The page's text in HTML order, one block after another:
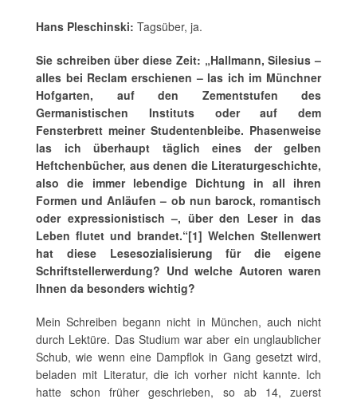
Hans Pleschinski: Tagsüber, ja.
Sie schreiben über diese Zeit: „Hallmann, Silesius –
alles bei Reclam erschienen – las ich im Münchner
Hofgarten, auf den Zementstufen des
Germanistischen Instituts oder auf dem
Fensterbrett meiner Studentenbleibe. Phasenweise
las ich überhaupt täglich eines der gelben
Heftchenbücher, aus denen die Literaturgeschichte,
also die immer lebendige Dichtung in all ihren
Formen und Anläufen – ob nun barock, romantisch
oder expressionistisch –, über den Leser in das
Leben flutet und brandet.“[1] Welchen Stellenwert
hat diese Lesesozialisierung für die eigene
Schriftstellerwerdung? Und welche Autoren waren
Ihnen da besonders wichtig?
Mein Schreiben begann nicht in München, auch nicht
durch Lektüre. Das Studium war aber ein unglaublicher
Schub, wie wenn eine Dampflok in Gang gesetzt wird,
beladen mit Literatur, die ich vorher nicht kannte. Ich
hatte schon früher geschrieben, so ab 14, zuerst